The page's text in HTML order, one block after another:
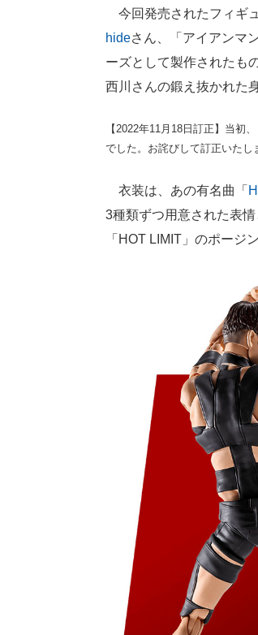
今回発売されたフィギ
hideさん、「アイアンマ
ーズとして製作されたも
西川さんの鍛え抜かれた
【2022年11月18日訂正】当初
でした。お詫びして訂正いたし
衣装は、あの有名曲「
3種類ずつ用意された表
「HOT LIMIT」のポージ